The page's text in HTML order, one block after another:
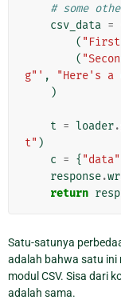
# some
csv_data =
( "First
(
g"' , "Here's a
)
t = loader.
t" )
c = { "data"
response.
return
Satu-satunya
adalah bahwa satu ini
modul CSV. Sisa dari
adalah sama.